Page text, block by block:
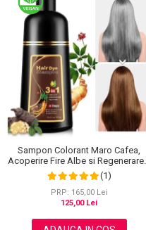
Sampon Colorant Maro Cafea,
Acoperire Fire Albe si Regenerare 3
in 1, #4 Coffee, 500 ml
(1)
PRP: 165,00 Lei
125,00 Lei